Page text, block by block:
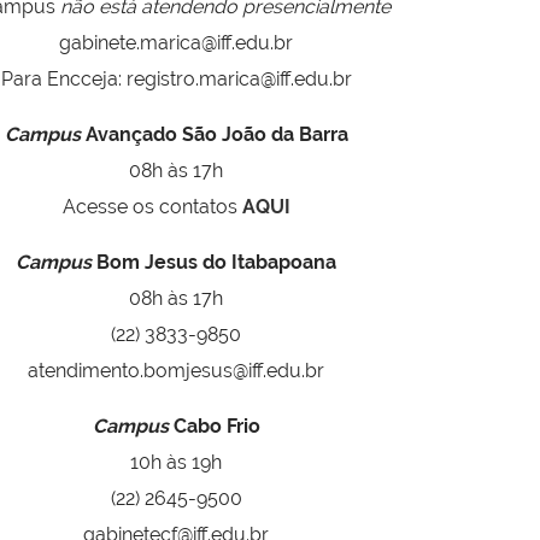
não está atendendo presencialmente
gabinete.marica@iff.edu.br
Para Encceja: registro.marica@iff.edu.br
CampusAvançado São João da Barra
08h às 17h
Acesse os contatos AQUI
CampusBom Jesus do Itabapoana
08h às 17h
(22) 3833-9850
atendimento.bomjesus@iff.edu.br
CampusCabo Frio
10h às 19h
(22) 2645-9500
gabinetecf@iff.edu.br